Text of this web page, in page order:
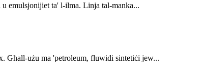
emulsjonijiet ta' l-ilma. Linja tal-manka...
Għall-użu ma 'petroleum, fluwidi sintetiċi jew...